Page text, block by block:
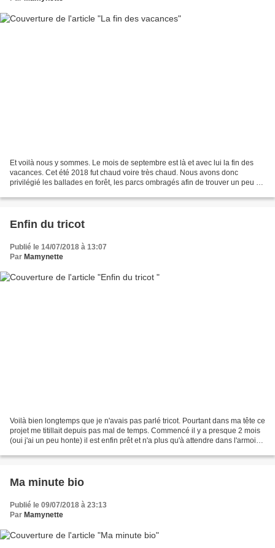
Et voilà nous y sommes. Le mois de septembre est là et avec lui la fin des
vacances. Cet été 2018 fut chaud voire très chaud. Nous avons donc
privilégié les ballades en forêt, les parcs ombragés afin de trouver un peu de
Enfin du tricot
Publié le 14/07/2018 à 13:07
Par Mamynette
Voilà bien longtemps que je n'avais pas parlé tricot. Pourtant dans ma tête ce
projet me titillait depuis pas mal de temps. Commencé il y a presque 2 mois
(oui j'ai un peu honte) il est enfin prêt et n'a plus qu'à attendre dans l'armoire
Ma minute bio
Publié le 09/07/2018 à 23:13
Par Mamynette